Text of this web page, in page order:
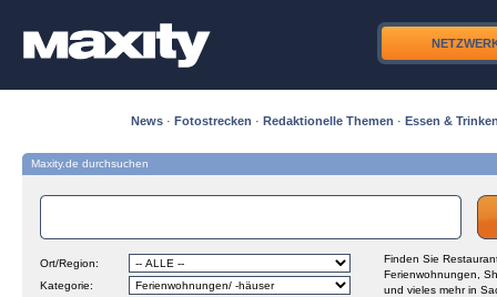
News · Fotostrecken · Redaktionelle Themen · Essen &
Maxity.de durchsuchen
Ort/Region:
Kategorie:
Finden Sie
Ferienwohnungen,
und vieles mehr in